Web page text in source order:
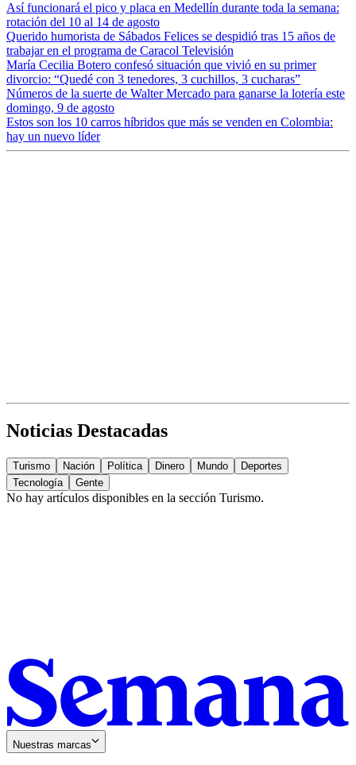
Así funcionará el pico y placa en Medellín durante toda la semana:
rotación del 10 al 14 de agosto
Querido humorista de Sábados Felices se despidió tras 15 años de
trabajar en el programa de Caracol Televisión
María Cecilia Botero confesó situación que vivió en su primer
divorcio: “Quedé con 3 tenedores, 3 cuchillos, 3 cucharas”
Números de la suerte de Walter Mercado para ganarse la lotería este
domingo, 9 de agosto
Estos son los 10 carros híbridos que más se venden en Colombia:
hay un nuevo líder
Noticias Destacadas
Turismo Nación Política Dinero Mundo
Deportes
Tecnología
Gente
No hay artículos disponibles en la sección Turismo.
Nuestras marcas